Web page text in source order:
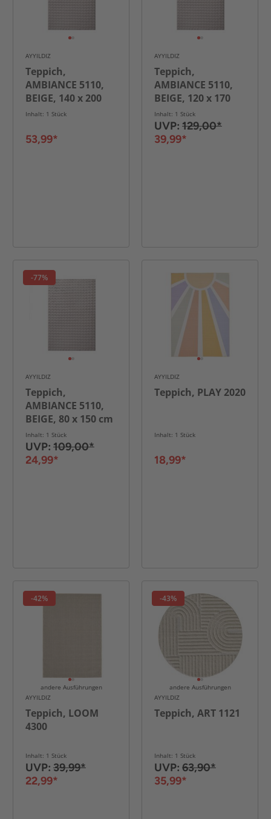
AYYILDIZ
Teppich,
AMBIANCE 5110,
BEIGE, 140 x 200
cm
Inhalt: 1 Stück
53,99*
AYYILDIZ
Teppich,
AMBIANCE 5110,
BEIGE, 120 x 170
cm
Inhalt: 1 Stück
UVP: 129,00*
39,99*
-77%
AYYILDIZ
Teppich,
AMBIANCE 5110,
BEIGE, 80 x 150 cm
Inhalt: 1 Stück
UVP: 109,00*
24,99*
AYYILDIZ
Teppich, PLAY 2020
Inhalt: 1 Stück
18,99*
-42%
andere Ausführungen
AYYILDIZ
Teppich, LOOM
4300
Inhalt: 1 Stück
UVP: 39,99*
22,99*
-43%
andere Ausführungen
AYYILDIZ
Teppich, ART 1121
Inhalt: 1 Stück
UVP: 63,90*
35,99*